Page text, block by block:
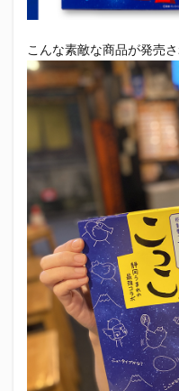
こんな素敵な商品が発売
大道芸
天皇杯
宝塚記念
宮崎本店
富士正酒造
富士錦
山下メ
御殿場豆
日清
木村飲料
杉井酒造
東レアローズ静岡
権田修一
横浜F・
清水エスパルス
清
滝波商店
田中眼蛇夢
真卓朗商店
矢魔破
神沢川酒造場
立教
肋さん
臥龍梅